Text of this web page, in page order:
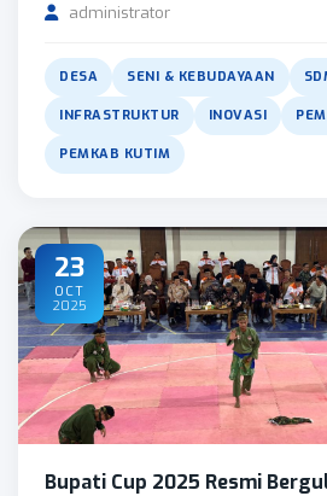
administrator
DESA SENI & KEBUDAYAAN
INFRASTRUKTUR INOVASI
PEMKAB KUTIM
23
OCT
2025
Bupati Cup 2025 Resmi